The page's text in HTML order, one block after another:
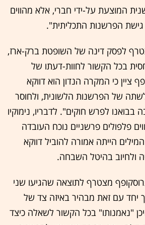
המוצעת על-ידי חברי, אלא מהווים
הפרשנות התכליתית".
לפסק דינה של השופטת ברק-ארז,
בכל הקשור לחוות-דעתו של
ציין כי המקרה הנדון הוא דווקא
של הפרשנות הלשונית, ולחוסר
לפרש חוקים". לדבריו, נימוקיו
פלפולים פרשניים נוכח העובדה
הייתה אמורה להוביל דווקא
ולחיוב בהיטל השבחה.
מצטרף לתוצאה שהגיעו שני
יחד עם זאת מבהיר באיזה צד של
"נאמנותו" בכל הקשור לשאלה כיצד